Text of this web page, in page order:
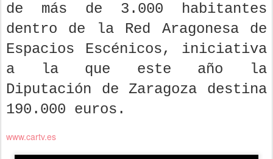
de más de 3.000 habitantes
dentro de la Red Aragonesa de
Espacios Escénicos, iniciativa
a la que este año la
Diputación de Zaragoza destina
190.000 euros.
www.cartv.es